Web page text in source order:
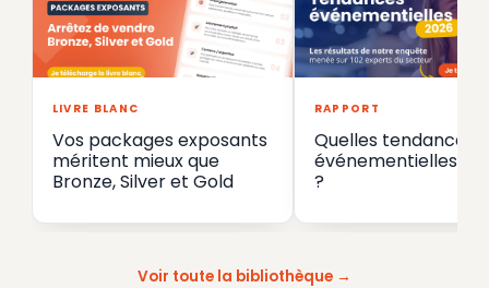
LIVRE BLANC
Vos packages exposants
méritent mieux que
Bronze, Silver et Gold
RAPPORT
Quelles tendances
événementielles en
?
Voir toute la bibliothèque